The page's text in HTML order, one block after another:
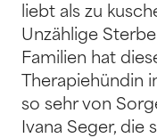
liebt als zu
Unzählige
Familien hat
Therapiehündin
so sehr von
Ivana Seger, die